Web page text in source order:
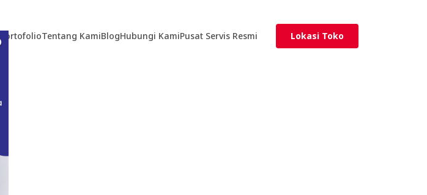
PortofolioTentang KamiBlogHubungi KamiPusat Servis Resmi Lokasi Toko